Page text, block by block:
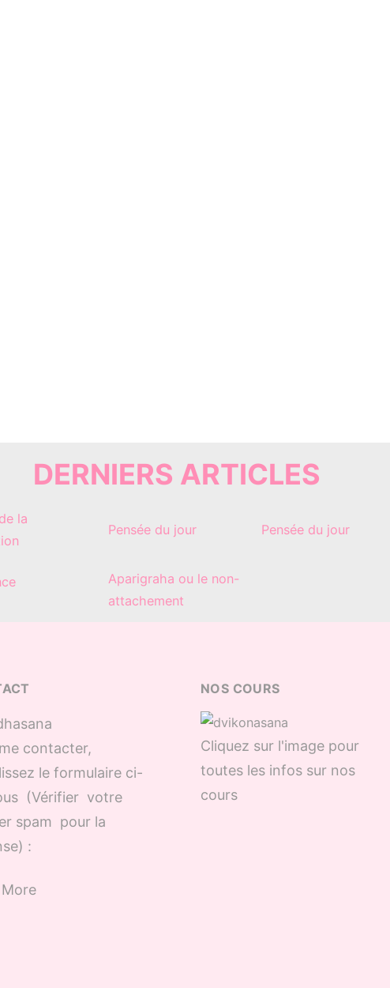
DERNIERS ARTICLES
la
Pensée du jour Pensée du jour
Aparigraha ou le non-
attachement
contacter,
le formulaire ci-
(Vérifier votre
spam pour la
:
NOS COURS
Cliquez sur l'image pour
toutes les infos sur nos
cours